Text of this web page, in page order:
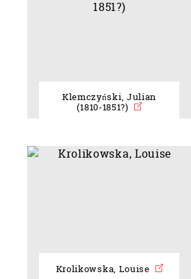
Klemczyński, Julian
(1810-1851?)
Krolikowska, Louise